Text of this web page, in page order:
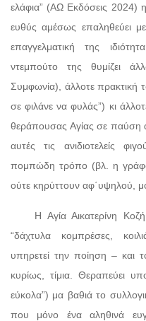
ελάφια” (ΑΩ Εκδόσεις 2024)
ευθύς αμέσως επαληθεύει
επαγγελματική της
ντεμπούτο της θυμίζει
Συμφωνία), άλλοτε πρακτική
σε φιλάνε να φυλάς”) κι
θεράπουσας Αγίας σε παύση
αυτές τις ανιδιοτελείς
πομπώδη τρόπο (βλ. η
ούτε κηρύττουν αφ΄υψηλού,
Η Αγία Αικατερίνη
“δάχτυλα κομπρέσες,
υπηρετεί την ποίηση – και
κυρίως, τίμια. Θεραπεύει
εύκολα”) μα βαθιά το
που μόνο ένα αληθινά